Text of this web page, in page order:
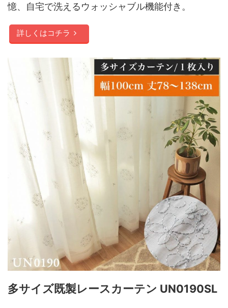
憶、自宅で洗えるウォッシャブル機能付き。
詳しくはコチラ
多サイズ既製レースカーテン UN0190SL